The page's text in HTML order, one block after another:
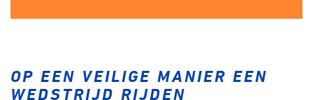
OP EEN VEILIGE MANIER EEN
WEDSTRIJD RIJDEN